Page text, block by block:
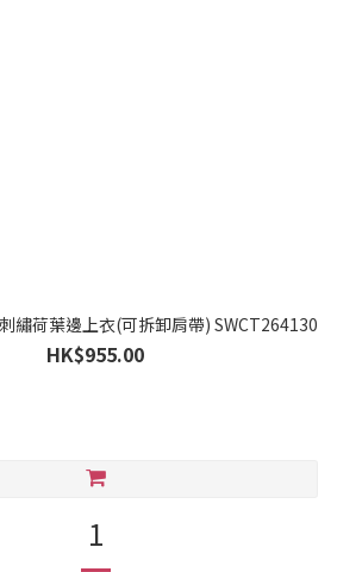
刺繡荷葉邊上衣(可拆卸肩帶) SWCT264130
HK$955.00
1